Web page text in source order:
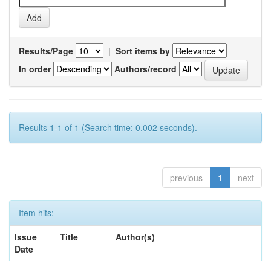
Results/Page | Sort items by
In order
Authors/record
Results 1-1 of 1 (Search time: 0.002 seconds).
previous 1 next
Item hits:
Issue
Date
Title Author(s)